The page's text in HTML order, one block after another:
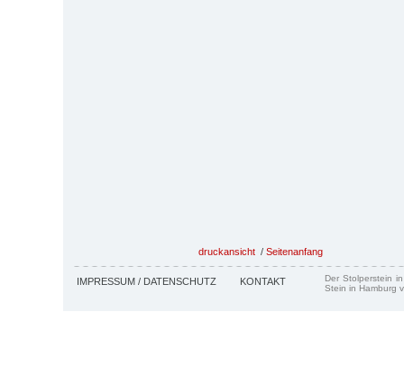
druckansicht / Seitenanfang
IMPRESSUM / DATENSCHUTZ KONTAKT
Der Stolperstein
Stein in Hamburg